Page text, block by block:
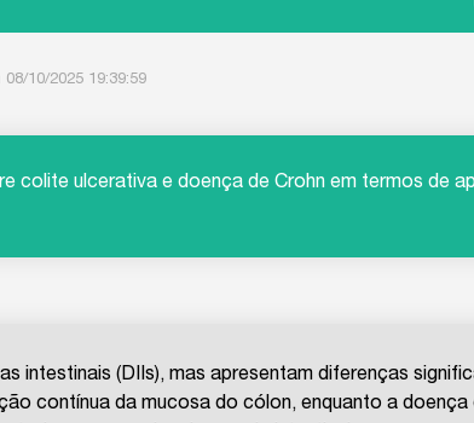
10/2025 19:39:59
colite ulcerativa e doença de Crohn em termos de
intestinais (DIIs), mas apresentam diferenças
contínua da mucosa do cólon, enquanto a doença